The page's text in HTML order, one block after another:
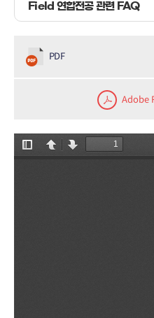
Field 연합전공 관련 FAQ
PDF
Adobe